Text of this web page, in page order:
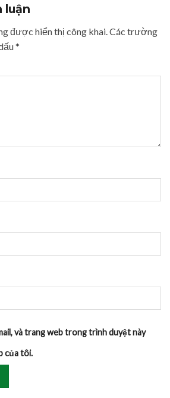
luận
được hiển thị công khai.Các trường
*
và trang web trong trình duyệt này
của tôi.